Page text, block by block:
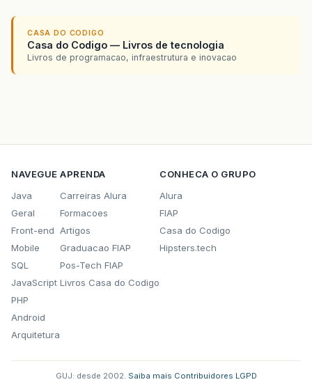
CASA DO CODIGO
Casa do Codigo — Livros de tecnologia
Livros de programacao, infraestrutura e inovacao
NAVEGUE
Java
Geral
Front-end
Mobile
SQL
JavaScript
PHP
Android
Arquitetura
APRENDA
Carreiras Alura
Formacoes
Artigos
Graduacao FIAP
Pos-Tech FIAP
Livros Casa do Codigo
CONHECA O GRUPO
Alura
FIAP
Casa do Codigo
Hipsters.tech
GUJ: desde 2002. Saiba mais Contribuidores LGPD